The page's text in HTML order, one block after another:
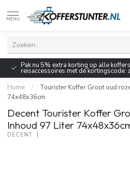
MENU
Pak nu 5% extra korting op alle
reisaccessoires met de kortingscode:
Home /
Tourister Koffer Groot oud
74x48x36cm
Decent Tourister Koffer
Inhoud 97 Liter
DECENT